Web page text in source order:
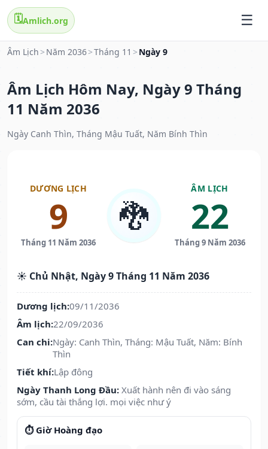
🗓️Amlich.org
Âm Lịch > Năm 2036>Tháng 11 > Ngày 9
Âm Lịch Hôm Nay, Ngày 9 Tháng
11 Năm 2036
Ngày Canh Thìn, Tháng Mậu Tuất, Năm Bính Thìn
DƯƠNG LỊCH
9
Tháng 11 Năm 2036
🐉
ÂM LỊCH
22
Tháng 9 Năm 2036
☀️ Chủ Nhật, Ngày 9 Tháng 11 Năm 2036
Dương lịch:09/11/2036
Âm lịch:22/09/2036
Can chi:Ngày: Canh Thìn, Tháng: Mậu Tuất, Năm: Bính
Thìn
Tiết khí:Lập đông
Ngày Thanh Long Đầu: Xuất hành nên đi vào sáng
sớm, cầu tài thắng lợi. mọi việc như ý
⏱️ Giờ Hoàng đạo